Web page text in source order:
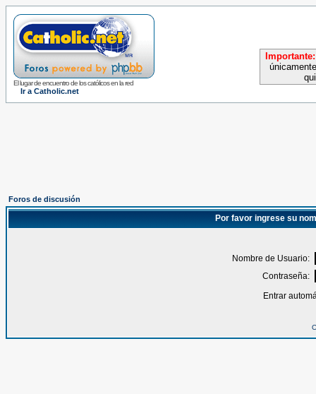
El lugar de encuentro de los católicos en la red
Ir a Catholic.net
Importante:
Foros de discusión
Por favor ingrese su
Nombre de Usuario:
Contraseña:
Entrar